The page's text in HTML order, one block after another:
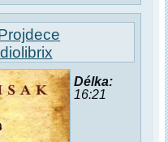
Délka:
16:21